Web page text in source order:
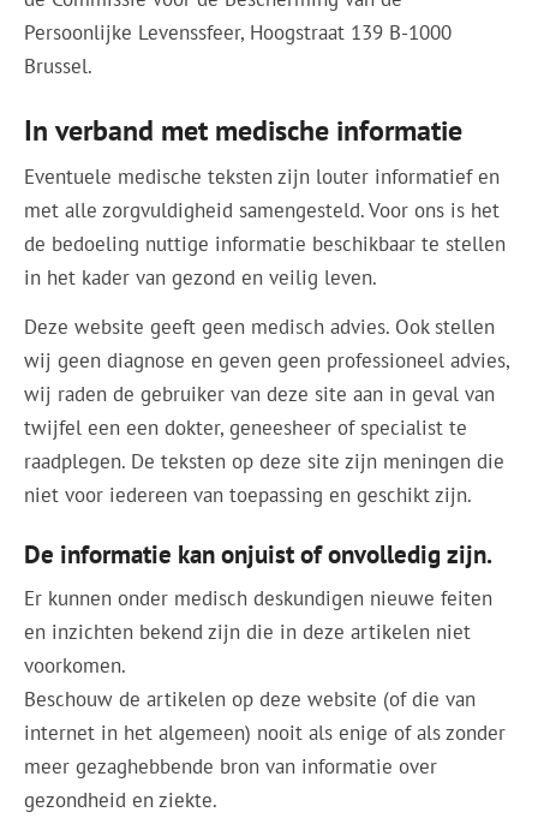
Persoonlijke Levenssfeer, Hoogstraat 139 B-1000
Brussel.
In verband met medische informatie
Eventuele medische teksten zijn louter informatief en
met alle zorgvuldigheid samengesteld. Voor ons is het
de bedoeling nuttige informatie beschikbaar te stellen
in het kader van gezond en veilig leven.
Deze website geeft geen medisch advies. Ook stellen
wij geen diagnose en geven geen professioneel advies,
wij raden de gebruiker van deze site aan in geval van
twijfel een een dokter, geneesheer of specialist te
raadplegen. De teksten op deze site zijn meningen die
niet voor iedereen van toepassing en geschikt zijn.
De informatie kan onjuist of onvolledig zijn.
Er kunnen onder medisch deskundigen nieuwe feiten
en inzichten bekend zijn die in deze artikelen niet
voorkomen.
Beschouw de artikelen op deze website (of die van
internet in het algemeen) nooit als enige of als zonder
meer gezaghebbende bron van informatie over
gezondheid en ziekte.